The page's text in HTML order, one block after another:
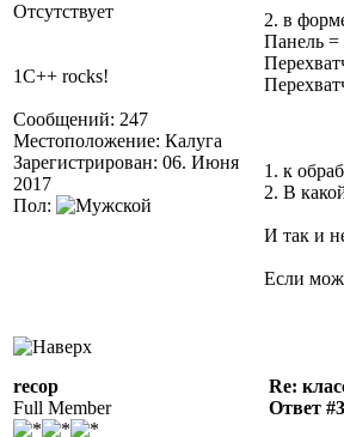
Отсутствует
1C++ rocks!
Сообщений: 247
Местоположение: Калуга
Зарегистрирован: 06. Июня
2017
Пол:
2. в
Панель =
1. к
2. В
И так и
Если
recop
Full Member
Re:
Ответ